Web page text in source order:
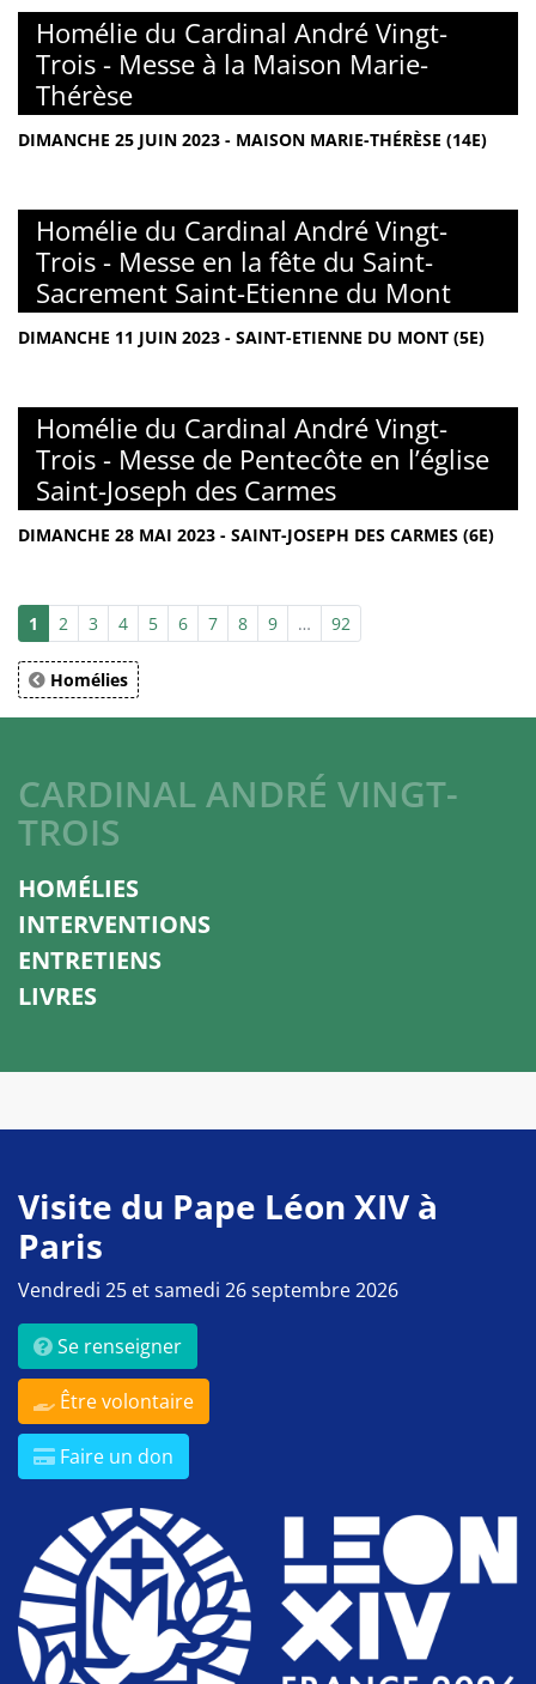
Homélie du Cardinal André Vingt-
Trois - Messe à la Maison Marie-
Thérèse
DIMANCHE 25 JUIN 2023 - MAISON MARIE-THÉRÈSE (14E)
Homélie du Cardinal André Vingt-
Trois - Messe en la fête du Saint-
Sacrement Saint-Etienne du Mont
DIMANCHE 11 JUIN 2023 - SAINT-ETIENNE DU MONT (5E)
Homélie du Cardinal André Vingt-
Trois - Messe de Pentecôte en l’église
Saint-Joseph des Carmes
DIMANCHE 28 MAI 2023 - SAINT-JOSEPH DES CARMES (6E)
1 2 3 4 5 6 7 8 9 … 92
Homélies
CARDINAL ANDRÉ VINGT-
TROIS
HOMÉLIES
INTERVENTIONS
ENTRETIENS
LIVRES
Visite du Pape Léon XIV à
Paris
Vendredi 25 et samedi 26 septembre 2026
Se renseigner
Être volontaire
Faire un don